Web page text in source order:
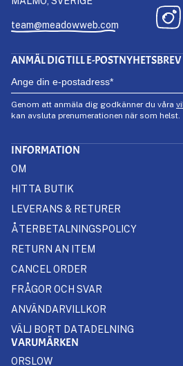
team@meadowweb.com
ANMÄL DIG TILL E-POSTNYHETSBREV
Genom att anmäla dig godkänner du våra
kan avsluta prenumerationen när som helst.
INFORMATION
OM
HITTA BUTIK
LEVERANS & RETURER
ÅTERBETALNINGSPOLICY
RETURN AN ITEM
CANCEL ORDER
FRÅGOR OCH SVAR
ANVÄNDARVILLKOR
VÄLJ BORT DATADELNING
VARUMÄRKEN
ORSLOW